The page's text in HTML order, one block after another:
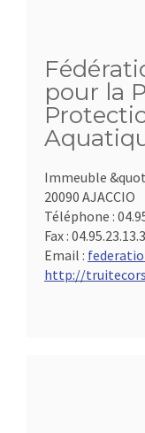
pour la
Immeuble
20090 AJACCIO
Téléphone :
Fax :
Email :
http://